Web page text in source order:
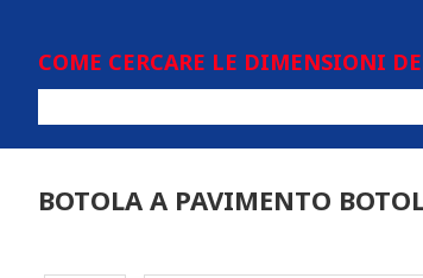
COME CERCARE LE DIMENSIONI
BOTOLA A PAVIMENTO